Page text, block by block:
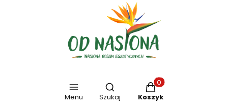
Menu
Otwórz wyszukiwarkę
Szukaj
Produkty w
Koszyk